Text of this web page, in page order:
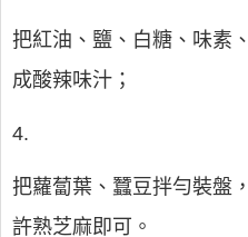
把紅油、鹽、白糖、味素
成酸辣味汁；
4.
把蘿蔔葉、蠶豆拌勻裝盤
許熟芝麻即可。